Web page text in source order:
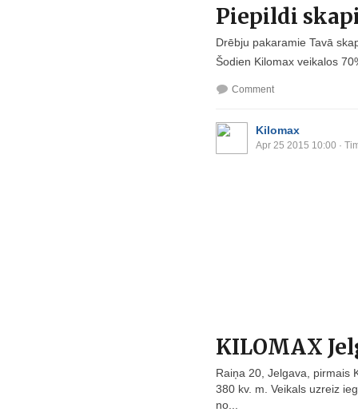
Piepildi
Drēbju pakaramie Tavā
Šodien Kilomax​ veikalos
Comment
Kilomax
Apr 25 2015 10:00 ·
KILOMAX
Raiņa 20, Jelgava, pirmais
380 kv. m. Veikals uzreiz
no...